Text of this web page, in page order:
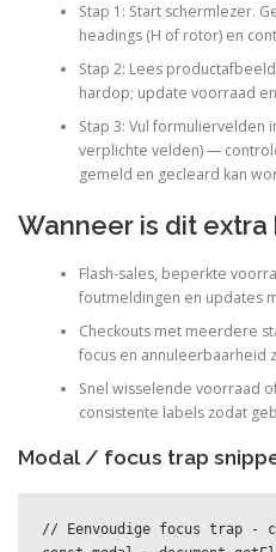
Stap 1: Start schermlezer.
headings (H of rotor) en
Stap 2: Lees
hardop; update voorraad
Stap 3: Vul formuliervelden
verplichte velden) —
gemeld en gecleard kan
Wanneer is dit extra
Flash-sales, beperkte
foutmeldingen en updates
Checkouts met meerdere
focus en annuleerbaarheid
Snel wisselende voorraad
consistente labels zodat
Modal / focus trap
// Eenvoudige focus trap -